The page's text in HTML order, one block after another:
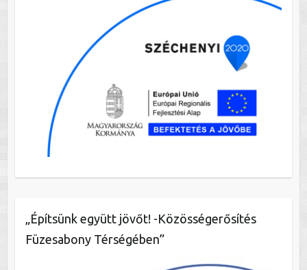
„Építsünk együtt jövőt! -Közösségerősítés
Füzesabony Térségében”